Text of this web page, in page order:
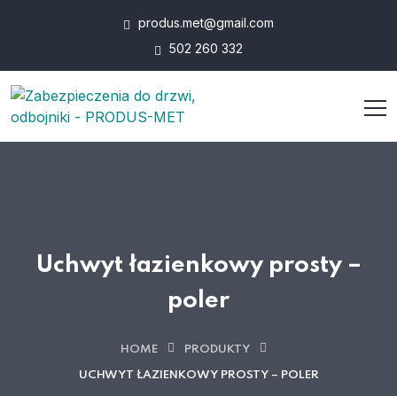
produs.met@gmail.com
502 260 332
Uchwyt łazienkowy prosty –
poler
HOME PRODUKTY
UCHWYT ŁAZIENKOWY PROSTY – POLER